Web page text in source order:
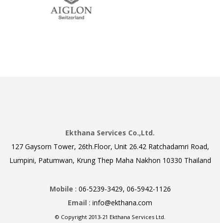
Ekthana Services Co.,Ltd.
127 Gaysorn Tower, 26th.Floor, Unit 26.42 Ratchadamri Road,
Lumpini, Patumwan, Krung Thep Maha Nakhon 10330 Thailand
Mobile : 06-5239-3429, 06-5942-1126
Email : info@ekthana.com
© Copyright 2013-21 Ekthana Services Ltd.